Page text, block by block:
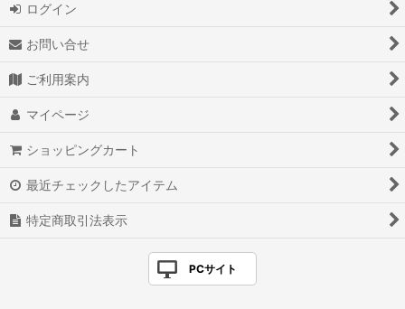
ログイン
お問い合せ
ご利用案内
マイページ
ショッピングカート
最近チェックしたアイテム
特定商取引法表示
PCサイト